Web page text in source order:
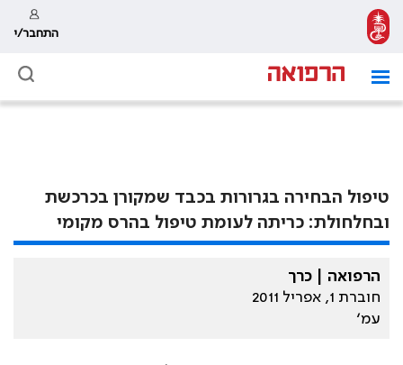
התחבר/י
טיפול הבחירה בגרורות בכבד שמקורן בכרכשת
ובחלחולת: כריתה לעומת טיפול בהרס מקומי
הרפואה | כרך
חוברת 1, אפריל 2011
עמ׳